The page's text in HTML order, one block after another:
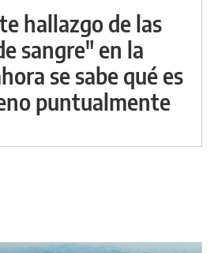
hallazgo de las
sangre" en la
se sabe qué es
puntualmente